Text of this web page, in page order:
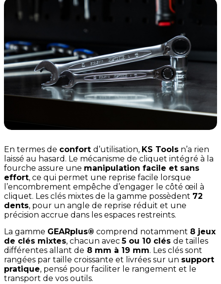
En termes de confort d’utilisation, KS Tools n’a rien
laissé au hasard. Le mécanisme de cliquet intégré à la
fourche assure une manipulation facile et sans
effort, ce qui permet une reprise facile lorsque
l’encombrement empêche d’engager le côté œil à
cliquet. Les clés mixtes de la gamme possèdent 72
dents, pour un angle de reprise réduit et une
précision accrue dans les espaces restreints.
La gamme GEARplus® comprend notamment 8 jeux
de clés mixtes, chacun avec5 ou 10 clés de tailles
différentes allant de 8 mm à 19 mm. Les clés sont
rangées par taille croissante et livrées sur un support
pratique, pensé pour faciliter le rangement et le
transport de vos outils.